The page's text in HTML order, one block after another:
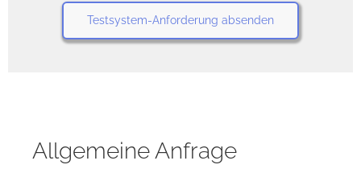
Allgemeine Anfrage